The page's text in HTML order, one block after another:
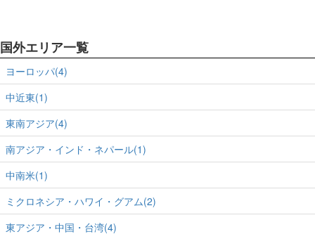
国外エリア一覧
ヨーロッパ(4)
中近東(1)
東南アジア(4)
南アジア・インド・ネパール(1)
中南米(1)
ミクロネシア・ハワイ・グアム(2)
東アジア・中国・台湾(4)